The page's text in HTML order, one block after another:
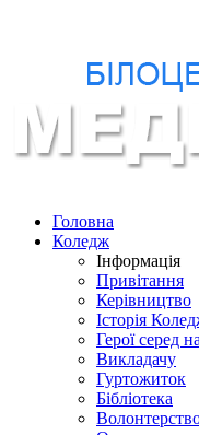
Головна
Коледж
Інформація
Привітання
Керівництво
Історія
Герої серед
Викладачу
Гуртожиток
Бібліотека